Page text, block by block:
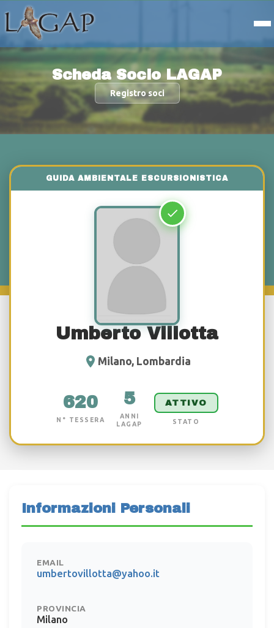
Scheda Socio LAGAP
Registro soci
Umberto Villotta
Milano, Lombardia
620
N° TESSERA
5
ANNI
LAGAP
ATTIVO
STATO
Informazioni Personali
EMAIL
umbertovillotta@yahoo.it
PROVINCIA
Milano